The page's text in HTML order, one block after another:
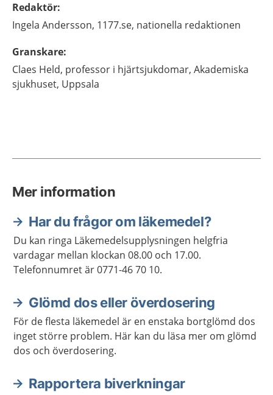
Redaktör:
Ingela Andersson, 1177.se, nationella redaktionen
Granskare:
Claes Held, professor i hjärtsjukdomar, Akademiska
sjukhuset, Uppsala
Mer information
Har du frågor om läkemedel?
Du kan ringa Läkemedelsupplysningen helgfria
vardagar mellan klockan 08.00 och 17.00.
Telefonnumret är 0771-46 70 10.
Glömd dos eller överdosering
För de flesta läkemedel är en enstaka bortglömd dos
inget större problem. Här kan du läsa mer om glömd
dos och överdosering.
Rapportera biverkningar